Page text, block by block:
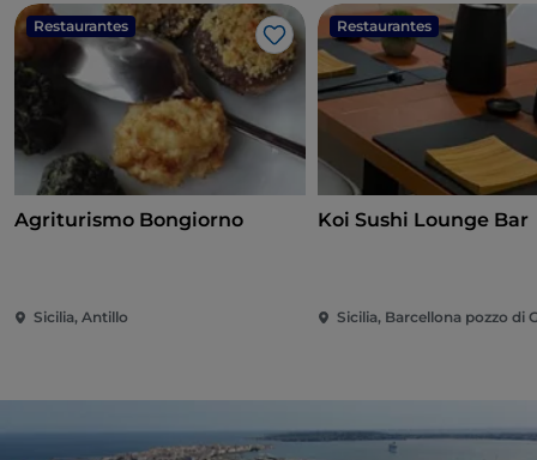
Restaurantes
Gosto
Agriturismo Bongiorno
Sicilia, Antillo
Restaurantes
Koi Sushi Lounge Bar
Sicilia, Barcellona pozzo di